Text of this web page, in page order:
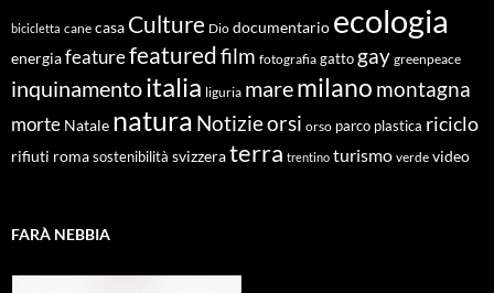
bicicletta cane casa Culture Dio documentario ecologia
energiafeaturefeaturedfilm fotografia gatto gay greenpeace
inquinamentoitalia liguria maremilano montagna
morte Natale natura Notizieorsi orso parco plastica riciclo
rifiuti roma sostenibilità svizzeraterra trentino turismo verde video
FARÀ NEBBIA